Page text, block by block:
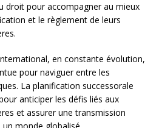
droit pour accompagner au mieux
et le règlement de leurs
en constante évolution,
pour naviguer entre les
La planification successorale
anticiper les défis liés aux
et assurer une transmission